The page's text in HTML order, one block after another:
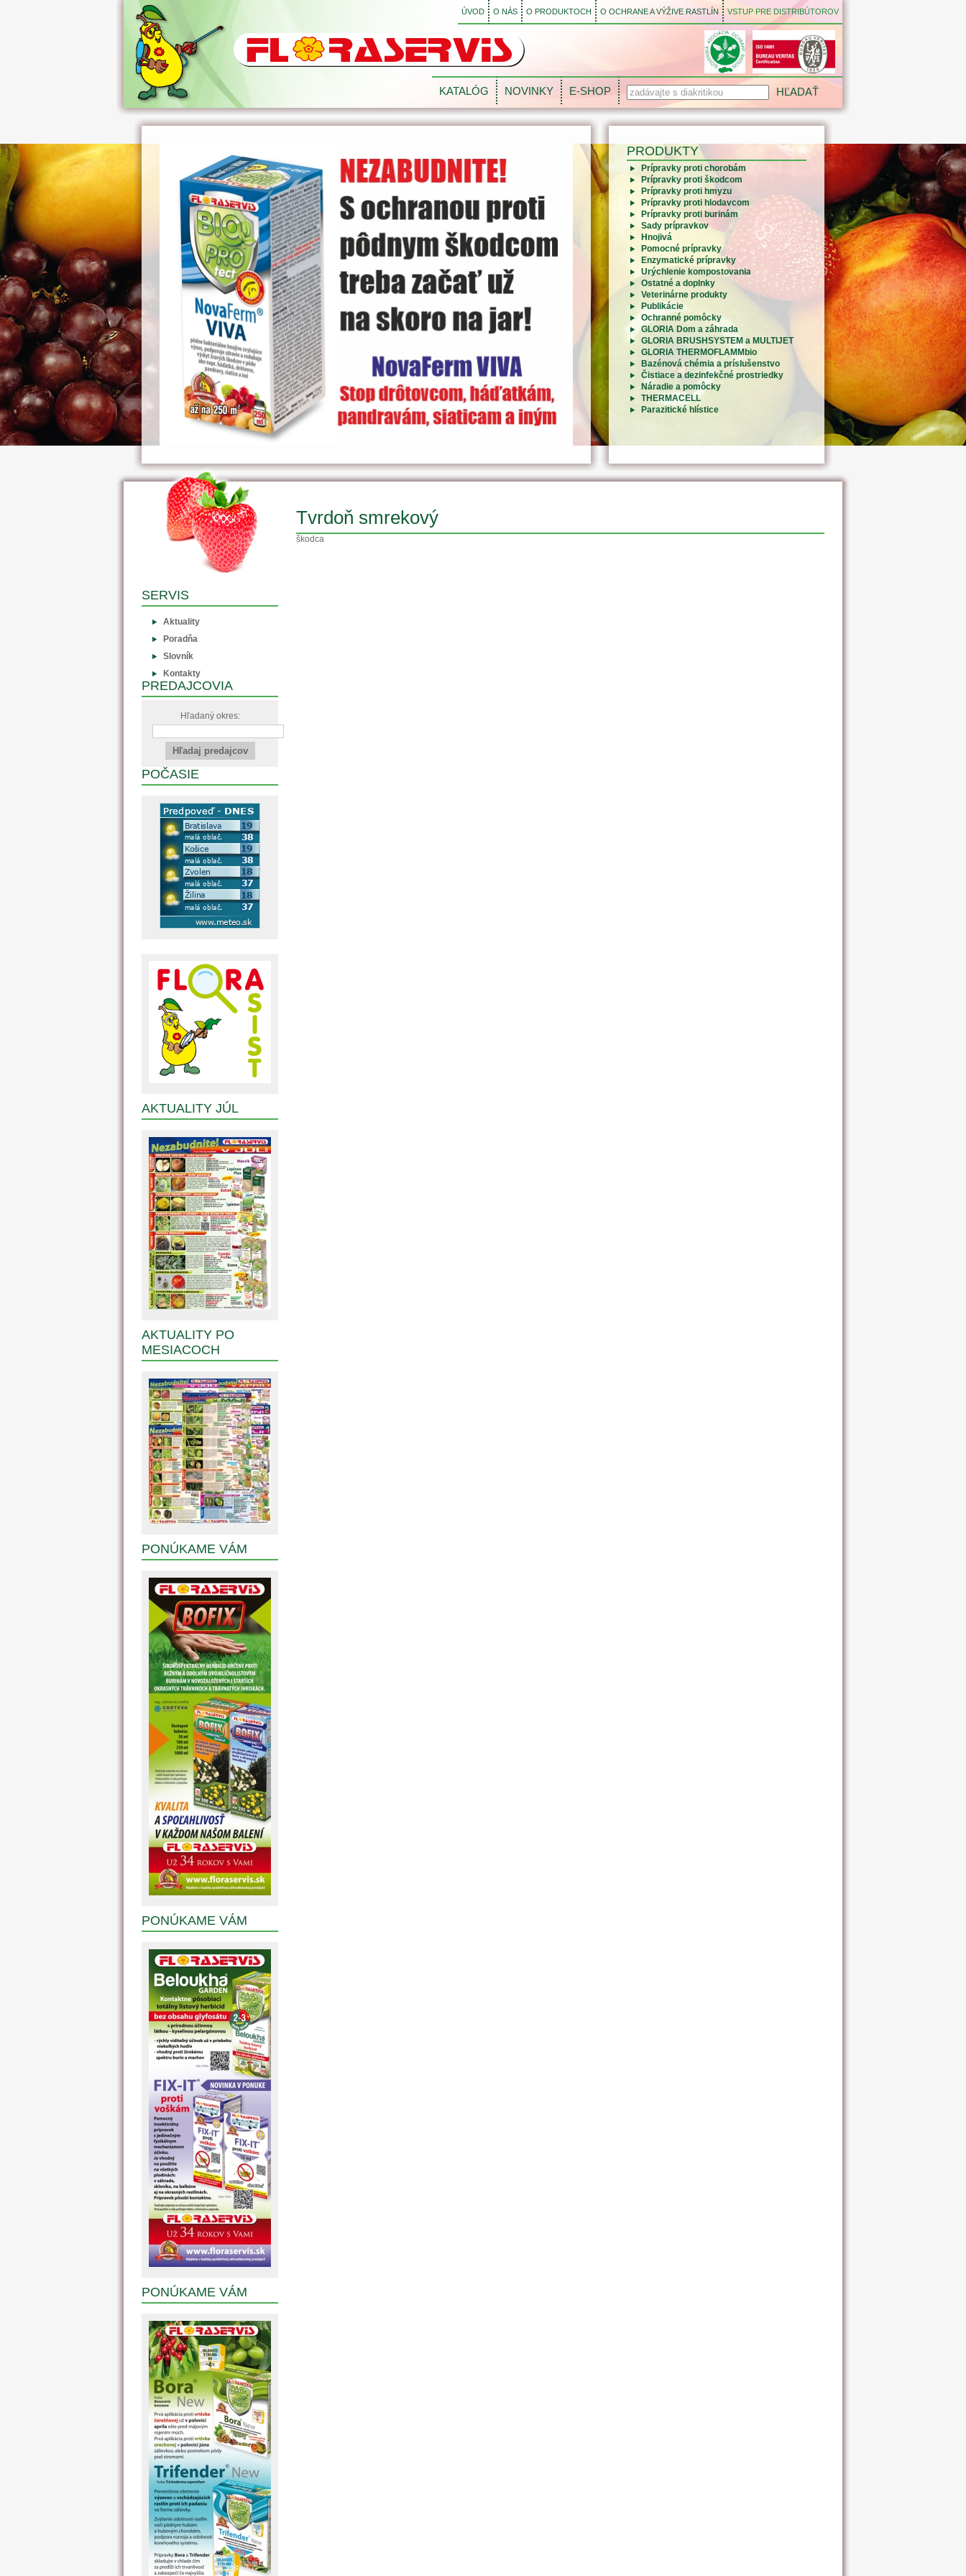
ÚVOD O NÁS O PRODUKTOCH O OCHRANE A VÝŽIVE RASTLÍN VSTUP PRE DISTRIBÚTOROV
KATALÓG NOVINKY E-SHOP
PRODUKTY
Prípravky proti chorobám
Prípravky proti škodcom
Prípravky proti hmyzu
Prípravky proti hlodavcom
Prípravky proti burinám
Sady prípravkov
Hnojivá
Pomocné prípravky
Enzymatické prípravky
Urýchlenie kompostovania
Ostatné a doplnky
Veterinárne produkty
Publikácie
Ochranné pomôcky
GLORIA Dom a záhrada
GLORIA BRUSHSYSTEM a MULTIJET
GLORIA THERMOFLAMMbio
Bazénová chémia a príslušenstvo
Čistiace a dezinfekčné prostriedky
Náradie a pomôcky
THERMACELL
Parazitické hlístice
Tvrdoň smrekový
škodca
SERVIS
Aktuality
Poradňa
Slovník
Kontakty
PREDAJCOVIA
Hľadaný okres:
POČASIE
AKTUALITY JÚL
AKTUALITY PO
MESIACOCH
PONÚKAME VÁM
PONÚKAME VÁM
PONÚKAME VÁM